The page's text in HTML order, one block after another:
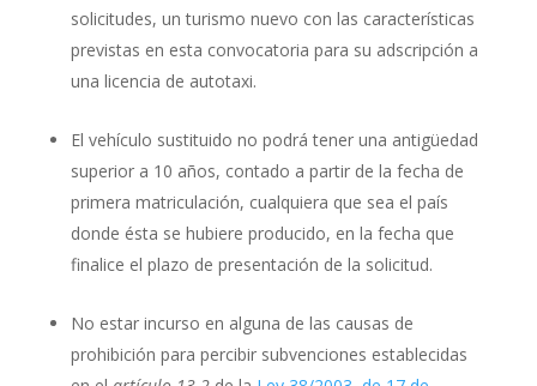
solicitudes, un turismo nuevo con las características
previstas en esta convocatoria para su adscripción a
una licencia de autotaxi.
El vehículo sustituido no podrá tener una antigüedad
superior a 10 años, contado a partir de la fecha de
primera matriculación, cualquiera que sea el país
donde ésta se hubiere producido, en la fecha que
finalice el plazo de presentación de la solicitud.
No estar incurso en alguna de las causas de
prohibición para percibir subvenciones establecidas